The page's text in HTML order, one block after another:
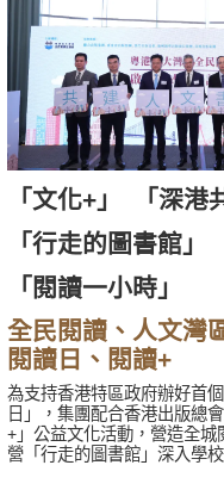
「文化+」
「深港
「行走的圖書館」
「閱讀一小時」
全民閱讀、人文灣
閱讀日、閱讀+
為支持香港特區政府辦好首
日」，集團配合香港出版總
+」公益文化活動，營造全城
營「行走的圖書館」深入學